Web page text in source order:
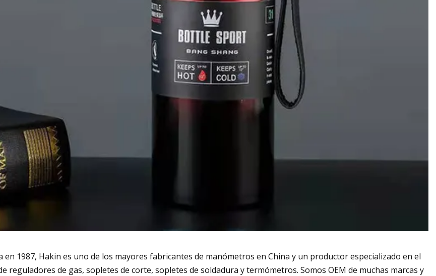
en 1987, Hakin es uno de los mayores fabricantes de manómetros en China y un productor especializado en el
reguladores de gas, sopletes de corte, sopletes de soldadura y termómetros. Somos OEM de muchas marcas y